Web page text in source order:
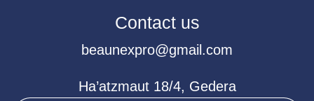
Contact us
beaunexpro@gmail.com
Ha’atzmaut 18/4, Gedera